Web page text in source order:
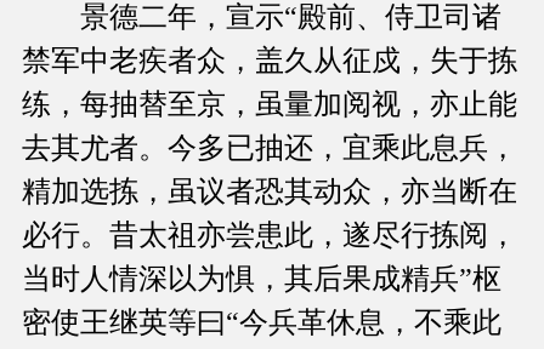
景德二年，宣示“殿前、侍卫司诸
禁军中老疾者众，盖久从征戍，失于拣
练，每抽替至京，虽量加阅视，亦止能
去其尤者。今多已抽还，宜乘此息兵，
精加选拣，虽议者恐其动众，亦当断在
必行。昔太祖亦尝患此，遂尽行拣阅，
当时人情深以为惧，其后果成精兵”枢
密使王继英等曰“今兵革休息，不乘此